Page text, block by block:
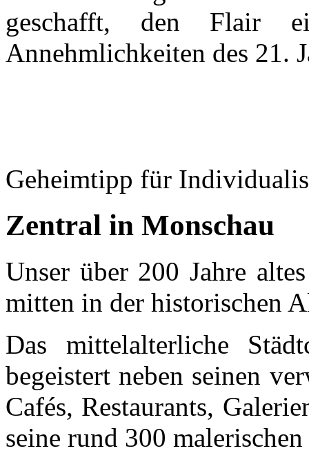
geschafft, den Flair
Annehmlichkeiten des 21.
Geheimtipp für
Zentral in Monschau
Unser über 200 Jahre
mitten in der historischen
Das mittelalterliche
begeistert neben seinen
Cafés, Restaurants,
seine rund 300